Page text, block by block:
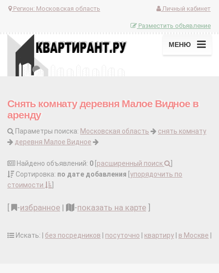
Регион: Московская область Личный кабинет
Разместить объявление
МЕНЮ
Снять комнату деревня Малое Видное в
аренду
Параметры поиска: Московская область
снять комнату
деревня Малое Видное
Найдено объявлений: 0 расширенный поиск
Сортировка: по дате добавления упорядочить по
стоимости
-избранное | -показать на карте
Искать: | без посредников посуточно квартиру в Москве